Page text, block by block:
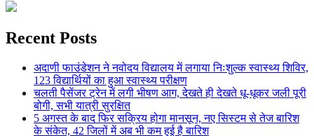
Recent Posts
अदाणी फाउंडेशन ने नवोदय विद्यालय में लगाया निःशुल्क स्वास्थ्य शिविर,
123 विद्यार्थियों का हुआ स्वास्थ्य परीक्षण
चलती पैसेंजर ट्रेन में लगी भीषण आग, देखते ही देखते धू-धूकर जली पूरी
बोगी, सभी यात्री सुरक्षित
5 अगस्त के बाद फिर सक्रिय होगा मानसून, नए सिस्टम से तेज बारिश
के संकेत, 42 जिलों में अब भी कम हुई है बारिश